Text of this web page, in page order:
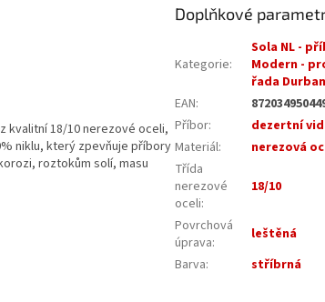
kvalitní 18/10 nerezové oceli,
niklu, který zpevňuje příbory
roztokům solí, masu
Doplňkové
Kategorie:
Sola NL -
Modern -
řada
EAN:
Příbor:
dezertní
Materiál:
nerezová
Třída
nerezové
oceli:
18/10
Povrchová
úprava:
leštěná
Barva: stříbrná